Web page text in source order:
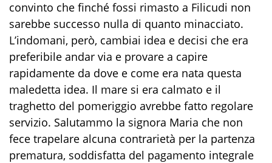
convinto che finché fossi rimasto a Filicudi non
sarebbe successo nulla di quanto minacciato.
L’indomani, però, cambiai idea e decisi che era
preferibile andar via e provare a capire
rapidamente da dove e come era nata questa
maledetta idea. Il mare si era calmato e il
traghetto del pomeriggio avrebbe fatto regolare
servizio. Salutammo la signora Maria che non
fece trapelare alcuna contrarietà per la partenza
prematura, soddisfatta del pagamento integrale